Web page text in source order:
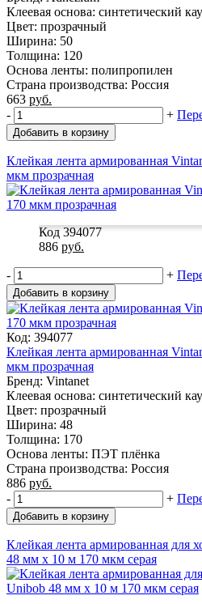
Клеевая основа: синтетический
Цвет: прозрачный
Ширина: 50
Толщина: 120
Основа ленты: полипропилен
Страна производства: Россия
663 руб.
-
+
Добавить в корзину
Клейкая лента армированная
мкм прозрачная
Код 394077
886 руб.
- +
Добавить в корзину
Код: 394077
Клейкая лента армированная
мкм прозрачная
Бренд: Vintanet
Клеевая основа: синтетический
Цвет: прозрачный
Ширина: 48
Толщина: 170
Основа ленты: ПЭТ плёнка
Страна производства: Россия
886 руб.
-
+
Добавить в корзину
Клейкая лента армированная для
48 мм х 10 м 170 мкм серая